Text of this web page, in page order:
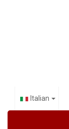
Italian